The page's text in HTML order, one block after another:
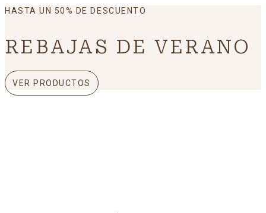
HASTA UN 50% DE DESCUENTO
REBAJAS DE VERANO
VER PRODUCTOS